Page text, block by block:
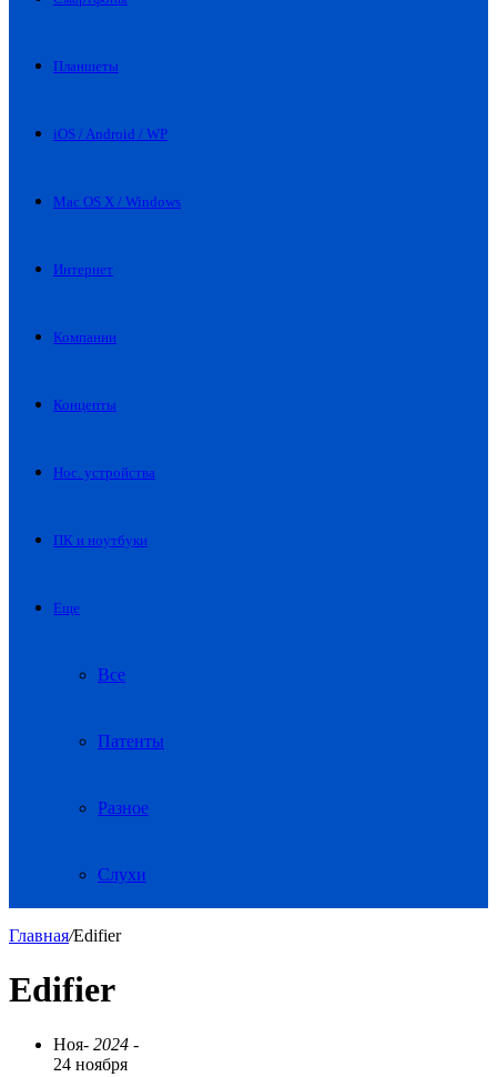
Планшеты
iOS / Android / WP
Mac OS X / Windows
Интернет
Компании
Концепты
Нос. устройства
ПК и ноутбуки
Еще
Все
Патенты
Разное
Слухи
Главная/Edifier
Edifier
Ноя- 2024 -
24 ноября